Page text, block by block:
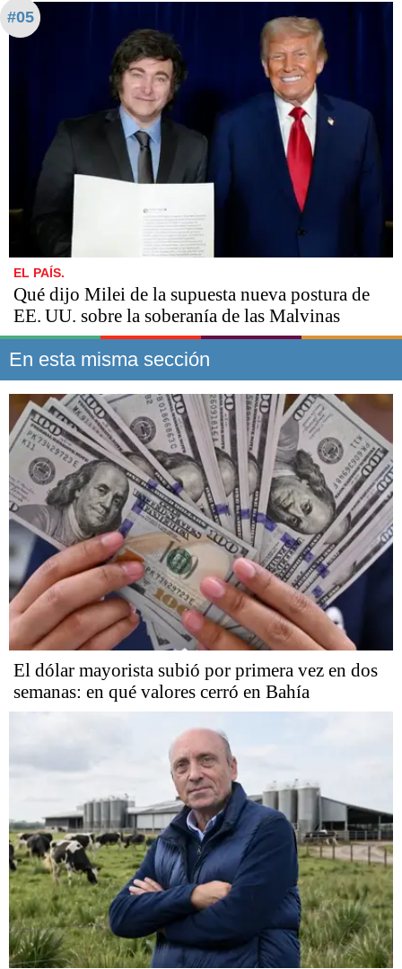
#05
EL PAÍS.
Qué dijo Milei de la supuesta nueva postura de
EE. UU. sobre la soberanía de las Malvinas
En esta misma sección
El dólar mayorista subió por primera vez en dos
semanas: en qué valores cerró en Bahía